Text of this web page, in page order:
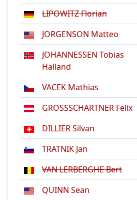
LIPOWITZ Florian
JORGENSON Matteo
JOHANNESSEN Tobias
Halland
VACEK Mathias
GROSSSCHARTNER Felix
DILLIER Silvan
TRATNIK Jan
VAN LERBERGHE Bert
QUINN Sean